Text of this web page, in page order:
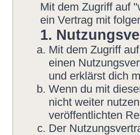
Mit dem Zugriff auf
ein Vertrag mit
1.
Mit dem Zugriff
einen
und erklärst dich
Wenn du mit
nicht weiter
veröffentlichten
Der